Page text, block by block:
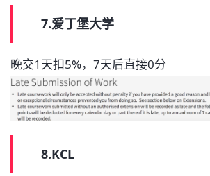
7.爱丁堡大学
晚交1天扣5%，7天后直接0分
8.KCL